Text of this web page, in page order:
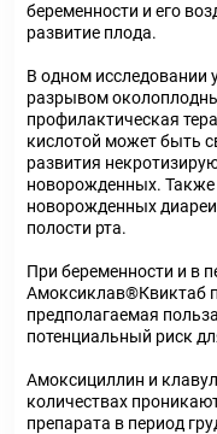
беременности и его
развитие плода.
В одном
разрывом
профилактическая
кислотой может быть
развития
новорожденных. Также
новорожденных
полости рта.
При беременности и в
Амоксиклав®Квиктаб
предполагаемая
потенциальный риск
Амоксициллин и
количествах
препарата в период